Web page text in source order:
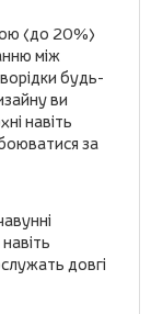
(до 20%)
між
будь-
ви
навіть
за
довгі